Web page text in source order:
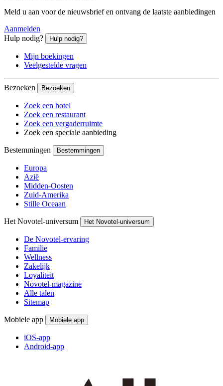
Meld u aan voor de nieuwsbrief en ontvang de laatste aanbiedingen
Aanmelden
Hulp nodig?
Hulp nodig?
Mijn boekingen
Veelgestelde vragen
Bezoeken Bezoeken
Zoek een hotel
Zoek een restaurant
Zoek een vergaderruimte
Zoek een speciale aanbieding
Bestemmingen Bestemmingen
Europa
Azië
Midden-Oosten
Zuid-Amerika
Stille Oceaan
Het Novotel-universum Het Novotel-universum
De Novotel-ervaring
Familie
Wellness
Zakelijk
Loyaliteit
Novotel-magazine
Alle talen
Sitemap
Mobiele app Mobiele app
iOS-app
Android-app